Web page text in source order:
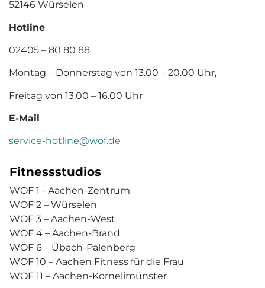
52146 Würselen
Hotline
02405 – 80 80 88
Montag – Donnerstag von 13.00 – 20.00 Uhr,
Freitag von 13.00 – 16.00 Uhr
E-Mail
service-hotline@wof.de
Fitnessstudios
WOF 1 - Aachen-Zentrum
WOF 2 – Würselen
WOF 3 – Aachen-West
WOF 4 – Aachen-Brand
WOF 6 – Übach-Palenberg
WOF 10 – Aachen Fitness für die Frau
WOF 11 – Aachen-Kornelimünster